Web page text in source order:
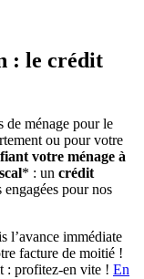
: le crédit
de ménage pour le
ou pour votre
votre ménage à
* : un crédit
engagées pour nos
l’avance immédiate
facture de moitié !
: profitez-en vite ! En